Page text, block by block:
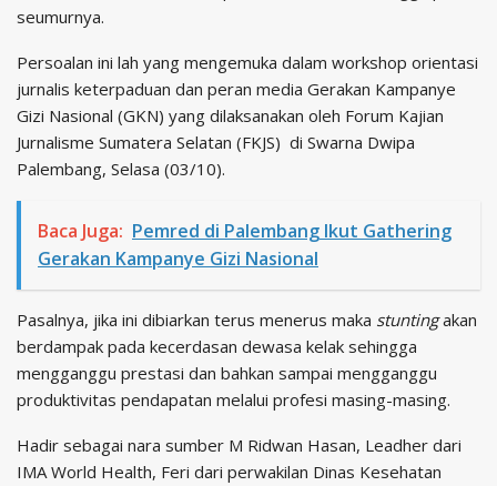
seumurnya.
Persoalan ini lah yang mengemuka dalam workshop orientasi
jurnalis keterpaduan dan peran media Gerakan Kampanye
Gizi Nasional (GKN) yang dilaksanakan oleh Forum Kajian
Jurnalisme Sumatera Selatan (FKJS) di Swarna Dwipa
Palembang, Selasa (03/10).
Baca Juga: Pemred di Palembang Ikut Gathering
Gerakan Kampanye Gizi Nasional
Pasalnya, jika ini dibiarkan terus menerus maka stuntingakan
berdampak pada kecerdasan dewasa kelak sehingga
mengganggu prestasi dan bahkan sampai mengganggu
produktivitas pendapatan melalui profesi masing-masing.
Hadir sebagai nara sumber M Ridwan Hasan, Leadher dari
IMA World Health, Feri dari perwakilan Dinas Kesehatan